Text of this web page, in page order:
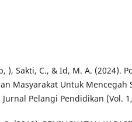
), Sakti, C., & Id, M. A. (2024).
Masyarakat Untuk Mencegah
Pelangi Pendidikan (Vol.